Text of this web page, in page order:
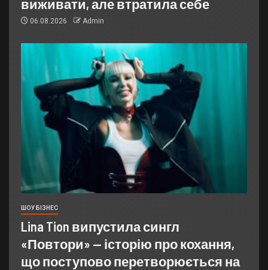
виживати, але втратила себе
06.08.2026 Admin
ШОУ БІЗНЕС
Lina Tion випустила сингл
«Повтори» — історію про кохання,
що поступово перетворюється на